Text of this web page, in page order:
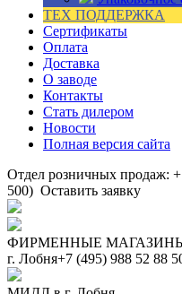
ТЕХ ПОДДЕРЖКА
Сертификаты
Оплата
Доставка
О заводе
Контакты
Стать дилером
Новости
Полная версия сайта
Отдел розничных продаж:
500) Оставить заявку
ФИРМЕННЫЕ
г. Лобня+7 (495) 988 52 88